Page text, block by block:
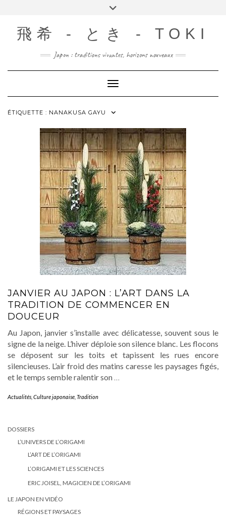
content飛希 - とき - TOKI
Japon : traditions vivantes, horizons nouveaux
Toggle Navigation
ÉTIQUETTE : NANAKUSA GAYU
JANVIER AU JAPON : L’ART DANS LA
TRADITION DE COMMENCER EN
DOUCEUR
Au Japon, janvier s’installe avec délicatesse, souvent sous le
signe de la neige. L’hiver déploie son silence blanc. Les flocons
se déposent sur les toits et tapissent les rues encore
silencieuses. L’air froid des matins caresse les paysages figés,
et le temps semble ralentir son …
Actualités Culture japonaise Tradition
DOSSIERS
L’UNIVERS DE L’ORIGAMI
L’ART DE L’ORIGAMI
L’ORIGAMI ET LES SCIENCES
ERIC JOISEL, MAGICIEN DE L’ORIGAMI
LE JAPON EN VIDÉO
RÉGIONS ET PAYSAGES